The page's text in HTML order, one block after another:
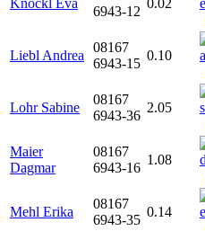
Knöckl Eva
6943-12
0.02
Liebl Andrea
08167
6943-15
0.10
Lohr Sabine
08167
6943-36
2.05
Maier
Dagmar
08167
6943-16
1.08
Mehl Erika
08167
6943-35
0.14